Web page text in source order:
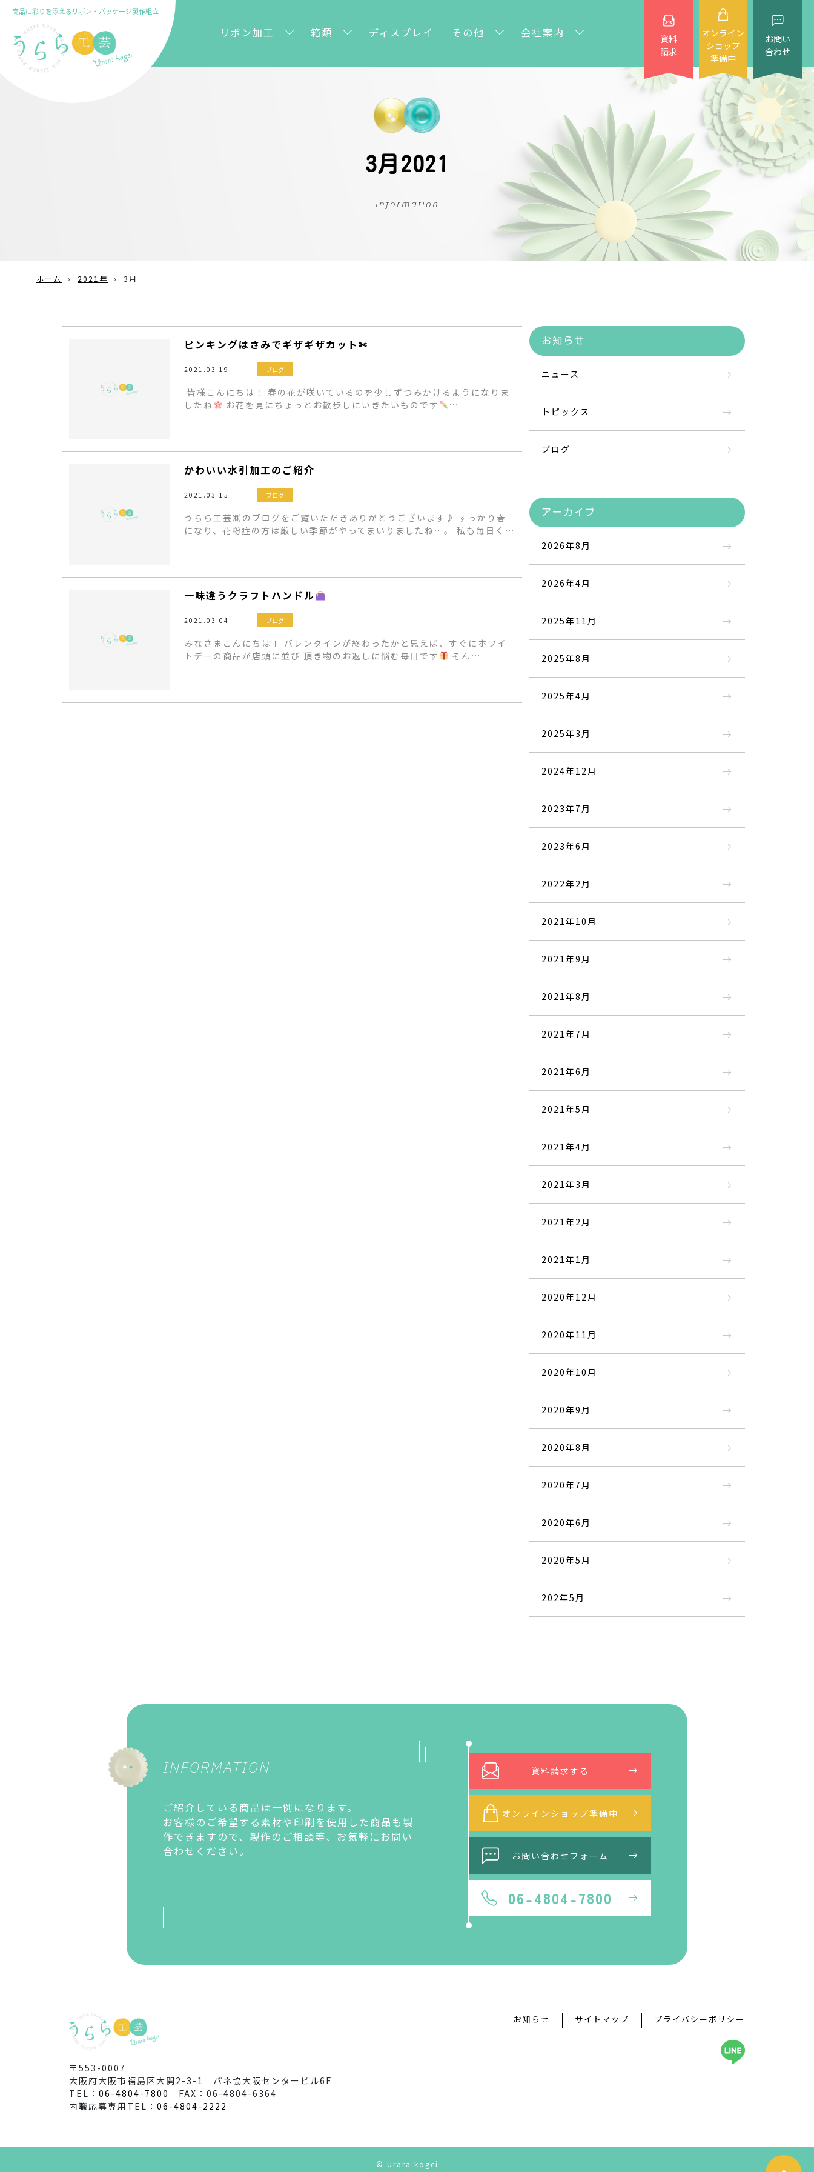
商品に彩りを添えるリボン・パッケージ製作組立
リボン加工 箱類 ディスプレイ その他 会社案内
資料
請求
オンライン
ショップ
準備中
お問い
合わせ
3月2021
information
ホーム › 2021年 › 3月
ピンキングはさみでギザギザカット✄
2021.03.19 ブログ
皆様こんにちは！ 春の花が咲いているのを少しずつみかけるようになりま
したね
お花を見にちょっとお散歩しにいきたいものです …
かわいい水引加工のご紹介
2021.03.15 ブログ
うらら工芸㈱のブログをご覧いただきありがとうございます♪ すっかり春
になり、花粉症の方は厳しい季節がやってまいりましたね…。 私も毎日く…
一味違うクラフトハンドル
2021.03.04 ブログ
みなさまこんにちは！ バレンタインが終わったかと思えば、すぐにホワイ
トデーの商品が店頭に並び 頂き物のお返しに悩む毎日です
そん…
お知らせ
ニュース
トピックス
ブログ
アーカイブ
2026年8月
2026年4月
2025年11月
2025年8月
2025年4月
2025年3月
2024年12月
2023年7月
2023年6月
2022年2月
2021年10月
2021年9月
2021年8月
2021年7月
2021年6月
2021年5月
2021年4月
2021年3月
2021年2月
2021年1月
2020年12月
2020年11月
2020年10月
2020年9月
2020年8月
2020年7月
2020年6月
2020年5月
202年5月
INFORMATION
ご紹介している商品は一例になります。
お客様のご希望する素材や印刷を使用した商品も製
作できますので、製作のご相談等、お気軽にお問い
合わせください。
資料請求する
オンラインショップ準備中
お問い合わせフォーム
06-4804-7800
〒553-0007
大阪府大阪市福島区大開2-3-1 パネ協大阪センタービル6F
TEL： 06-4804-7800
FAX：06-4804-6364
内職応募専用TEL： 06-4804-2222
お知らせ サイトマップ プライバシーポリシー
© Urara kogei